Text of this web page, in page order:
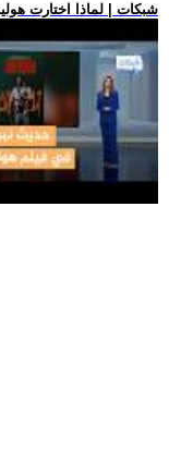
.. شبكات | لماذا اختارت